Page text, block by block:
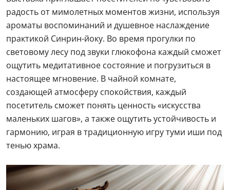
радость от мимолетных моментов жизни, используя
ароматы воспоминаний и душевное наслаждение
практикой Синрин-йоку. Во время прогулки по
световому лесу под звуки глюкофона каждый сможет
ощутить медитативное состояние и погрузиться в
настоящее мгновение. В чайной комнате,
создающей атмосферу спокойствия, каждый
посетитель сможет понять ценность «искусства
маленьких шагов», а также ощутить устойчивость и
гармонию, играя в традиционную игру туми иши под
тенью храма.